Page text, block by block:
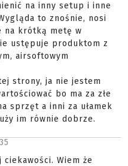
na inny setup i inne
to znośnie, nosi
na krótką metę w
ustępuje produktom z
airsoftowym
strony, ja nie jestem
bo ma za złe
sprzęt a inni za ułamek
im równie dobrze.
Wiem że